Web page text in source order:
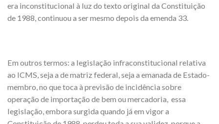
era inconstitucional à luz do texto original da Constituição
de 1988, continuou a ser mesmo depois da emenda 33.
Em outros termos: a legislação infraconstitucional relativa
ao ICMS, seja a de matriz federal, seja a emanada de Estado-
membro, no que toca à previsão de incidência sobre
operação de importação de bem ou mercadoria, essa
legislação, embora surgida quando já em vigor a